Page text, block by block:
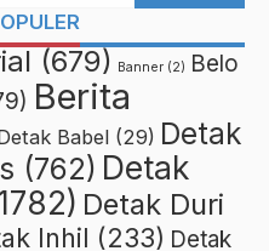
(679) Banner (2) Belo
Berita
Babel (29) Detak
(762) Detak
Detak Duri
Inhil (233) Detak